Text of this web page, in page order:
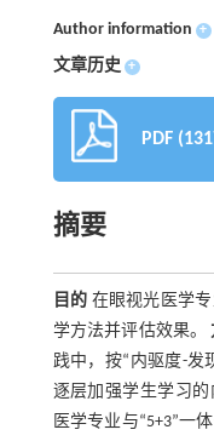
Author information +
文章历史 +
PDF
摘要
目的 在眼视光医学
学方法并评估效果。
践中，按“内驱度-发
逐层加强学生学习
医学专业与“5+3”一